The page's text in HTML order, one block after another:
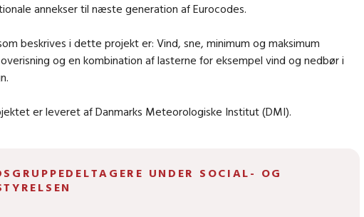
annekser til næste generation af Eurocodes.
beskrives i dette projekt er: Vind, sne, minimum og maksimum
og en kombination af lasterne for eksempel vind og nedbør i
er leveret af Danmarks Meteorologiske Institut (DMI).
UNDER SOCIAL- OG